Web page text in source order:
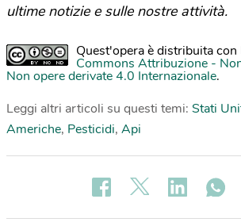
ultime notizie e sulle nostre attività.
Quest'opera è distribuita con
Commons Attribuzione -
Non opere derivate 4.0 Internazionale.
Leggi altri articoli su questi temi: Stati
Americhe, Pesticidi, Api